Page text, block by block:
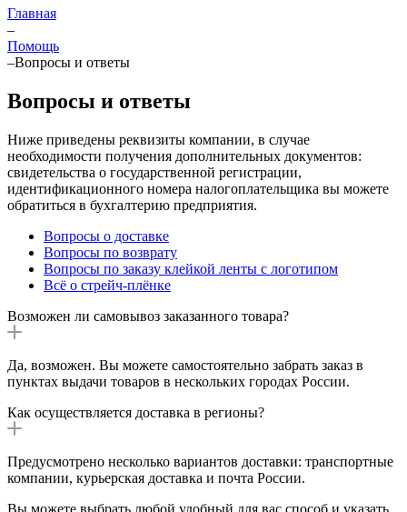
Главная
–
Помощь
–Вопросы и ответы
Вопросы и ответы
Ниже приведены реквизиты компании, в случае
необходимости получения дополнительных документов:
свидетельства о государственной регистрации,
идентификационного номера налогоплательщика вы можете
обратиться в бухгалтерию предприятия.
Вопросы о доставке
Вопросы по возврату
Вопросы по заказу клейкой ленты с логотипом
Всё о стрейч-плёнке
Возможен ли самовывоз заказанного товара?
Да, возможен. Вы можете самостоятельно забрать заказ в
пунктах выдачи товаров в нескольких городах России.
Как осуществляется доставка в регионы?
Предусмотрено несколько вариантов доставки: транспортные
компании, курьерская доставка и почта России.
Вы можете выбрать любой удобный для вас способ и указать